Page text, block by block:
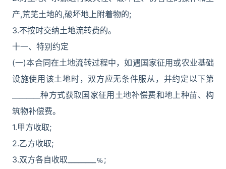
产,荒芜土地的,破坏地上附着物的;
3.不按时交纳土地流转费的。
十一、特别约定
(一)本合同在土地流转过程中，如遇国家征用或农业基础
设施使用该土地时，双方应无条件服从，并约定以下第
________种方式获取国家征用土地补偿费和地上种苗、构
筑物补偿费。
1.甲方收取;
2.乙方收取;
3.双方各自收取________﹪;